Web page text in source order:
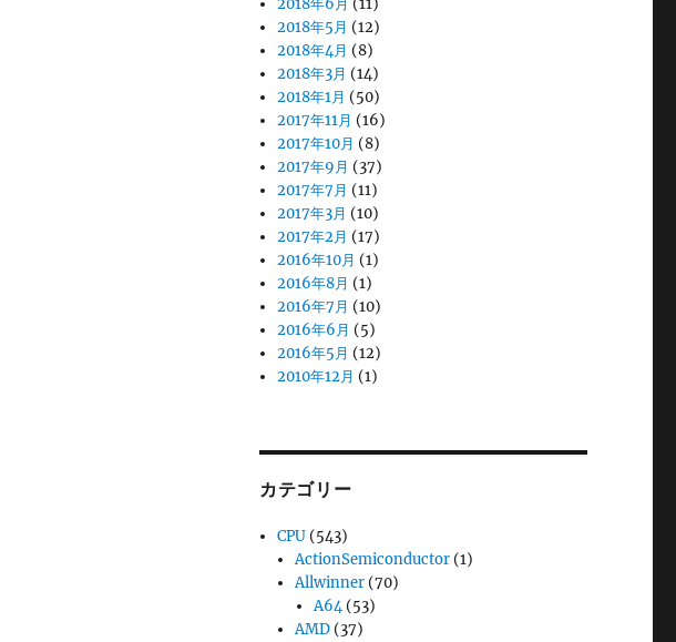
2018年6月 (11)
2018年5月 (12)
2018年4月 (8)
2018年3月 (14)
2018年1月 (50)
2017年11月 (16)
2017年10月 (8)
2017年9月 (37)
2017年7月 (11)
2017年3月 (10)
2017年2月 (17)
2016年10月 (1)
2016年8月 (1)
2016年7月 (10)
2016年6月 (5)
2016年5月 (12)
2010年12月 (1)
カテゴリー
CPU (543)
ActionSemiconductor (1)
Allwinner (70)
A64(53)
AMD (37)